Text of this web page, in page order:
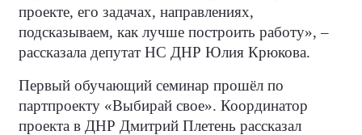
проекте, его задачах, направлениях,
подсказываем, как лучше построить работу», –
рассказала депутат НС ДНР Юлия Крюкова.
Первый обучающий семинар прошёл по
партпроекту «Выбирай свое». Координатор
проекта в ДНР Дмитрий Плетень рассказал